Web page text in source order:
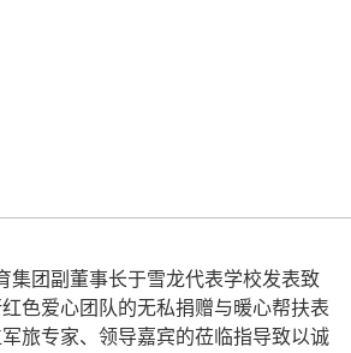
集团副董事长于雪龙代表学校发表致
色爱心团队的无私捐赠与暖心帮扶表
旅专家、领导嘉宾的莅临指导致以诚